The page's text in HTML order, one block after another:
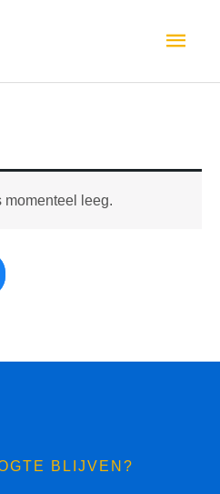
leeg.
BLIJVEN?